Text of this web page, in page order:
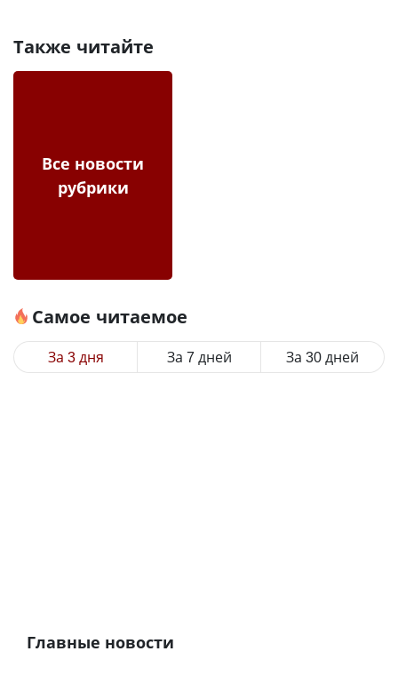
Также читайте
Все новости
рубрики
Самое читаемое
За 3 дня За 7 дней За 30 дней
Главные новости